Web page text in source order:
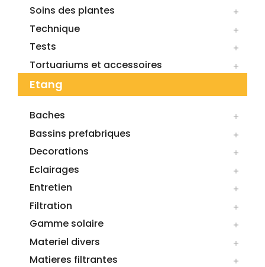
Soins des plantes 
Technique 
Tests 
Tortuariums et accessoires 
Etang
Baches 
Bassins prefabriques 
Decorations 
Eclairages 
Entretien 
Filtration 
Gamme solaire 
Materiel divers 
Matieres filtrantes 